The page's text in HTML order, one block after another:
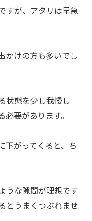
すが、アタリは早急
かけの方も多いでし
状態を少し我慢し
要があります。
下がってくると、ち
うな隙間が理想です
とうまくつぶれませ